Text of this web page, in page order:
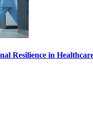
Resilience in